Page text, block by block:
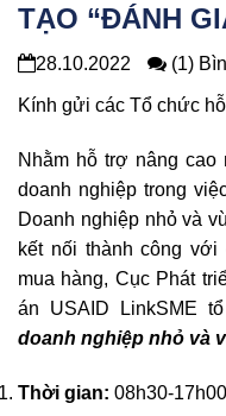
TẠO “ĐÁNH
NHỎ VÀ VỪA”
28.10.2022 (1)
Kính gửi các Tổ chức
Nhằm hỗ trợ nâng
doanh nghiệp trong
Doanh nghiệp nhỏ và
kết nối thành công với
mua hàng, Cục Phát
án USAID LinkSME
doanh nghiệp nhỏ và
Thời gian: 08h30-